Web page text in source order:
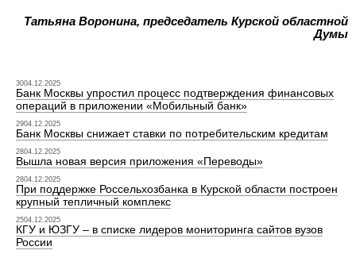
Татьяна Воронина, председатель Курской областной
Думы
3004.12.2025
Банк Москвы упростил процесс подтверждения финансовых
операций в приложении «Мобильный банк»
2904.12.2025
Банк Москвы снижает ставки по потребительским кредитам
2804.12.2025
Вышла новая версия приложения «Переводы»
2804.12.2025
При поддержке Россельхозбанка в Курской области построен
крупный тепличный комплекс
2504.12.2025
КГУ и ЮЗГУ – в списке лидеров мониторинга сайтов вузов
России